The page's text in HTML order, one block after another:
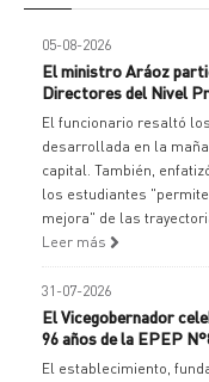
05-08-2026
El ministro Aráoz
Directores del Nivel
El funcionario resaltó
desarrollada en la
capital. También,
los estudiantes
mejora" de las
Leer más
31-07-2026
El Vicegobernador
96 años de la EPEP
El establecimiento,